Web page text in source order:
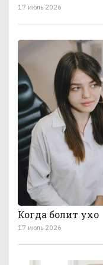
17 июль 2026
Когда болит ухо
17 июль 2026